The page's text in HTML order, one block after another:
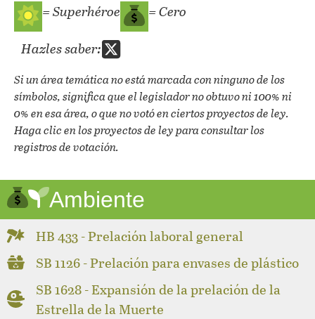
= Superhéroe
= Cero
Hazles saber:
Si un área temática no está marcada con ninguno de los
símbolos, significa que el legislador no obtuvo ni 100% ni
0% en esa área, o que no votó en ciertos proyectos de ley.
Haga clic en los proyectos de ley para consultar los
registros de votación.
Ambiente
HB 433 - Prelación laboral general
SB 1126 - Prelación para envases de plástico
SB 1628 - Expansión de la prelación de la
Estrella de la Muerte